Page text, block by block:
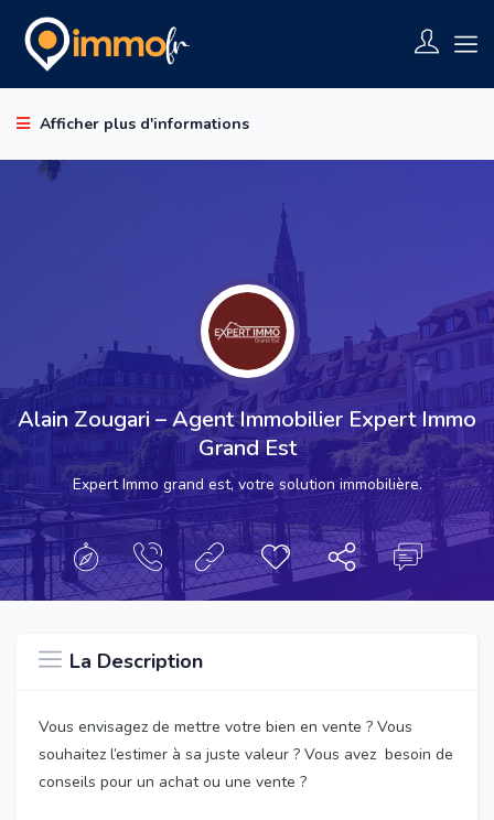
Afficher plus d'informations
Alain Zougari – Agent Immobilier Expert Immo
Grand Est
Expert Immo grand est, votre solution immobilière.
La Description
Vous envisagez de mettre votre bien en vente ? Vous
souhaitez l’estimer à sa juste valeur ? Vous avez besoin de
conseils pour un achat ou une vente ?